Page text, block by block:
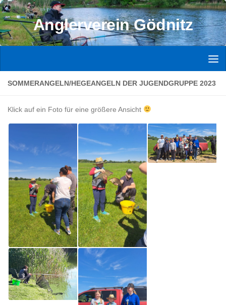
Zum Inhalt springen
Anglerverein Gödnitz
SOMMERANGELN/HEGEANGELN DER JUGENDGRUPPE 2023
Klick auf ein Foto für eine größere Ansicht